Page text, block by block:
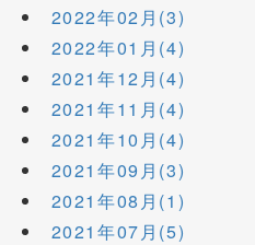
2022年02月(3)
2022年01月(4)
2021年12月(4)
2021年11月(4)
2021年10月(4)
2021年09月(3)
2021年08月(1)
2021年07月(5)